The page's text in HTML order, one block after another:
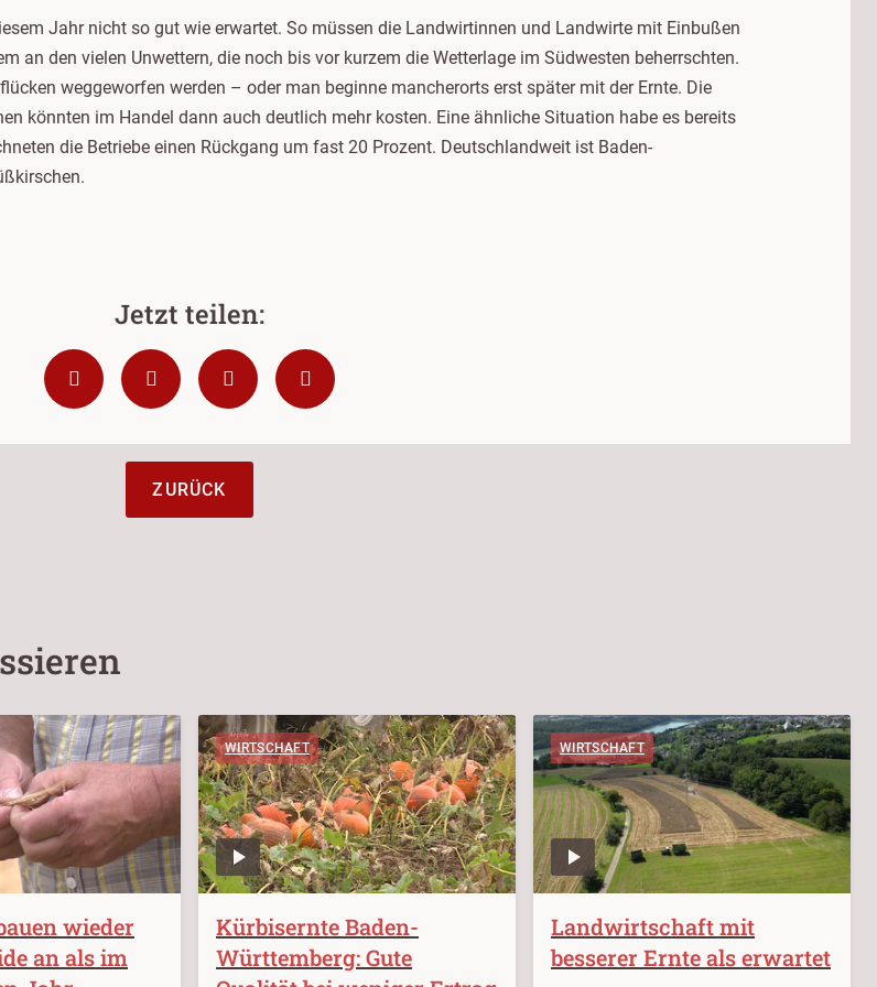
Jahr nicht so gut wie erwartet. So müssen die Landwirtinnen und Landwirte mit Einbußen
an den vielen Unwettern, die noch bis vor kurzem die Wetterlage im Südwesten beherrschten.
weggeworfen werden – oder man beginne mancherorts erst später mit der Ernte. Die
könnten im Handel dann auch deutlich mehr kosten. Eine ähnliche Situation habe es bereits
die Betriebe einen Rückgang um fast 20 Prozent. Deutschlandweit ist Baden-
ZURÜCK
wieder
an als im
WIRTSCHAFT
Kürbisernte Baden-
Württemberg: Gute
WIRTSCHAFT
Landwirtschaft mit
besserer Ernte als erwartet